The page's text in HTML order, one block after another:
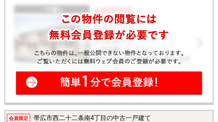
会員限定 帯広市西二十二条南4丁目の中古一戸建て